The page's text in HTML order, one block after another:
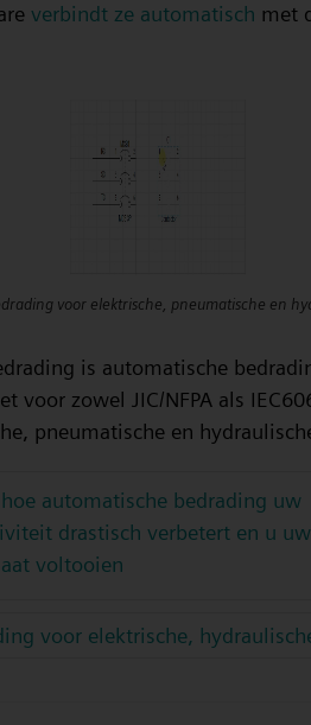
verbindt ze automatisch met
voor elektrische, pneumatische en
is automatische
voor zowel JIC/NFPA als
pneumatische en
automatische bedrading uw
drastisch verbetert en u
voltooien
voor elektrische,